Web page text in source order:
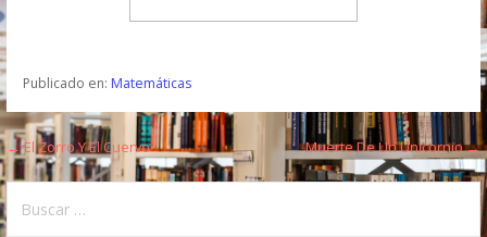
Publicado en: Matemáticas
N
a
← El Zorro Y El Cuervo Muerte De Un Unicornio →